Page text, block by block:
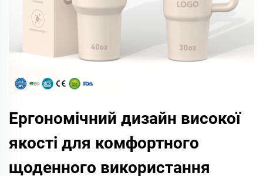
Ергономічний дизайн високої
якості для комфортного
щоденного використання